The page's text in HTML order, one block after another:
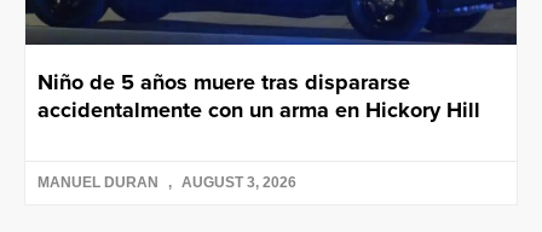
Niño de 5 años muere tras dispararse
accidentalmente con un arma en Hickory Hill
MANUEL DURAN AUGUST 3, 2026